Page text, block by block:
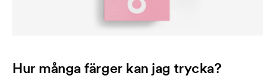
Hur många färger kan jag trycka?